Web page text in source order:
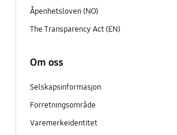
Åpenhetsloven (NO)
The Transparency Act (EN)
Om oss
Selskapsinformasjon
Forretningsområde
Varemerkeidentitet